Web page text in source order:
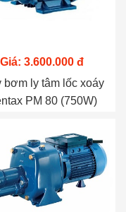
Giá: 3.600.000 đ
bơm ly tâm lốc xoáy
PM 80 (750W)